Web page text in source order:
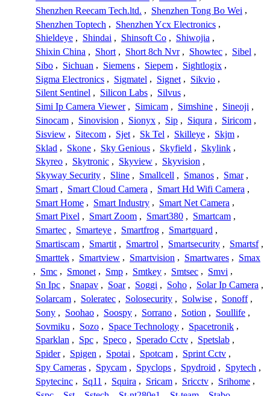
Shenzhen Reecam Tech.ltd. , Shenzhen Tong Bo Wei ,
Shenzhen Toptech , Shenzhen Ycx Electronics ,
Shieldeye , Shindai , Shinsoft Co , Shiwojia ,
Shixin China , Short , Short 8ch Nvr , Showtec , Sibel ,
Sibo , Sichuan , Siemens , Siepem , Sightlogix ,
Sigma Electronics , Sigmatel , Signet , Sikvio ,
Silent Sentinel , Silicon Labs , Silvus ,
Simi Ip Camera Viewer , Simicam , Simshine , Sineoji ,
Sinocam , Sinovision , Sionyx , Sip , Siqura , Siricom ,
Sisview , Sitecom , Sjet , Sk Tel , Skilleye , Skjm ,
Sklad , Skone , Sky Genious , Skyfield , Skylink ,
Skyreo , Skytronic , Skyview , Skyvision ,
Skyway Security , Sline , Smallcell , Smanos , Smar ,
Smart , Smart Cloud Camera , Smart Hd Wifi Camera ,
Smart Home , Smart Industry , Smart Net Camera ,
Smart Pixel , Smart Zoom , Smart380 , Smartcam ,
Smartec , Smarteye , Smartfrog , Smartguard ,
Smartiscam , Smartit , Smartrol , Smartsecurity , Smartsf ,
Smarttek , Smartview , Smartvision , Smartwares , Smax
, Smc , Smonet , Smp , Smtkey , Smtsec , Smvi ,
Sn Ipc , Snapav , Soar , Soggi , Soho , Solar Ip Camera ,
Solarcam , Soleratec , Solosecurity , Solwise , Sonoff ,
Sony , Soohao , Soospy , Sorrano , Sotion , Soullife ,
Sovmiku , Sozo , Space Technology , Spacetronik ,
Sparklan , Spc , Speco , Sperado Cctv , Spetslab ,
Spider , Spigen , Spotai , Spotcam , Sprint Cctv ,
Spy Cameras , Spycam , Spyclops , Spydroid , Spytech ,
Spytecinc , Sq11 , Squira , Sricam , Sricctv , Srihome ,